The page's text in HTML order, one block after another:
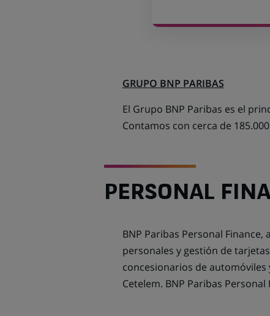
GRUPO BNP PARIBAS
El Grupo BNP Paribas es el
Contamos con cerca de
PERSONAL
BNP Paribas Personal
personales y gestión de
concesionarios de
Cetelem. BNP Paribas